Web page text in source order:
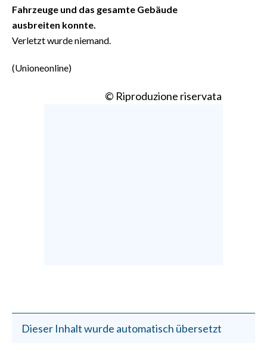
ANNUNCI
NECROLOGI
PUBBLICITÀ
SPIAGGE
Fahrzeuge und das gesamte Gebäude
ausbreiten konnte.
Verletzt wurde niemand.
(Unioneonline)
© Riproduzione riservata
Dieser Inhalt wurde automatisch übersetzt